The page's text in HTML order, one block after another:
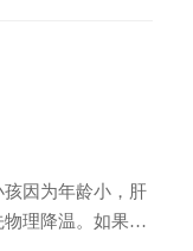
温度超过了38度
进行针对性的治
水，防止外出
因为年龄小，肝
理降温。如果通